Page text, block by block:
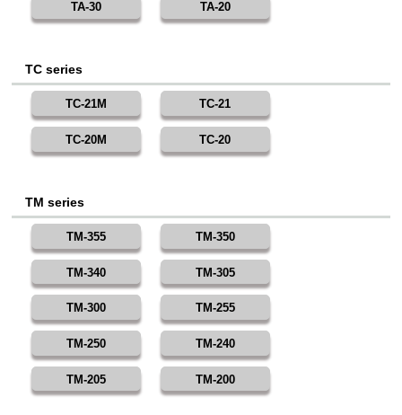
TA-30 TA-20
TC series
TC-21M TC-21
TC-20M TC-20
TM series
TM-355 TM-350
TM-340 TM-305
TM-300 TM-255
TM-250 TM-240
TM-205 TM-200